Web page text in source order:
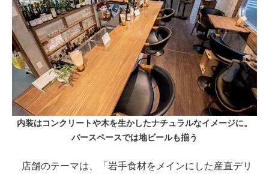
内装はコンクリートや木を生かしたナチュラルなイメージに。
バースペースでは地ビールも揃う
店舗のテーマは、「岩手食材をメインにした産直デリ